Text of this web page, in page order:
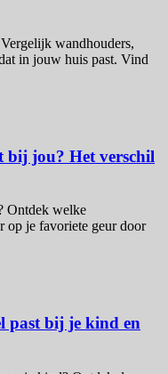
wandhouders,
in jouw huis past. Vind
bij jou? Het verschil
Ontdek welke
op je favoriete geur door
past bij je kind en